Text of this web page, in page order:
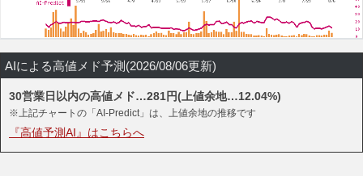
AIによる高値メド予測(2026/08/06更新)
30営業日以内の高値メド…281円(上値余地…12.04%)
※上記チャートの「AI-Predict」は、上値余地の推移です
『高値予測AI』はこちらへ